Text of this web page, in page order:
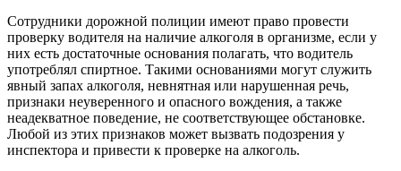
Сотрудники дорожной полиции имеют право провести
проверку водителя на наличие алкоголя в организме, если у
них есть достаточные основания полагать, что водитель
употреблял спиртное. Такими основаниями могут служить
явный запах алкоголя, невнятная или нарушенная речь,
признаки неуверенного и опасного вождения, а также
неадекватное поведение, не соответствующее обстановке.
Любой из этих признаков может вызвать подозрения у
инспектора и привести к проверке на алкоголь.